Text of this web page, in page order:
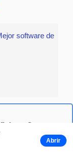
Abrir
software de
anotar,